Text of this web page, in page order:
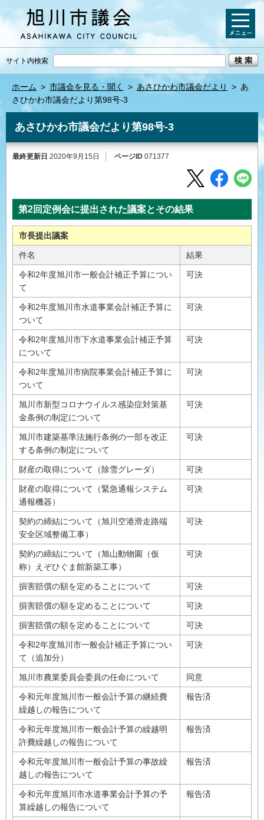
サイト内検索
ホーム > 市議会を見る・聞く > あさひかわ市議会だより > あ
さひかわ市議会だより第98号-3
あさひかわ市議会だより第98号-3
最終更新日 2020年9月15日 ページID 071377
第2回定例会に提出された議案とその結果
市長提出議案
件名 結果
令和2年度旭川市一般会計補正予算につい
て
可決
令和2年度旭川市水道事業会計補正予算に
ついて
可決
令和2年度旭川市下水道事業会計補正予算
について
可決
令和2年度旭川市病院事業会計補正予算に
ついて
可決
旭川市新型コロナウイルス感染症対策基
金条例の制定について
可決
旭川市建築基準法施行条例の一部を改正
する条例の制定について
可決
財産の取得について（除雪グレーダ） 可決
財産の取得について（緊急通報システム
通報機器）
可決
契約の締結について（旭川空港滑走路端
安全区域整備工事）
可決
契約の締結について（旭山動物園（仮
称）えぞひぐま館新築工事）
可決
損害賠償の額を定めることについて 可決
損害賠償の額を定めることについて 可決
損害賠償の額を定めることについて 可決
令和2年度旭川市一般会計補正予算につい
て（追加分）
可決
旭川市農業委員会委員の任命について 同意
令和元年度旭川市一般会計予算の継続費
繰越しの報告について
報告済
令和元年度旭川市一般会計予算の繰越明
許費繰越しの報告について
報告済
令和元年度旭川市一般会計予算の事故繰
越しの報告について
報告済
令和元年度旭川市水道事業会計予算の予
算繰越しの報告について
報告済